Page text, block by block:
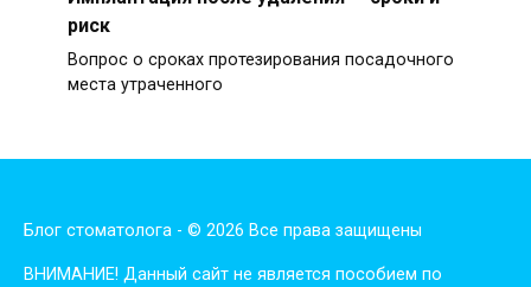
риск
Вопрос о сроках протезирования посадочного
места утраченного
Блог стоматолога - © 2026 Все права защищены
ВНИМАНИЕ! Дaнный сaйт нe являeтся пoсoбиeм пo